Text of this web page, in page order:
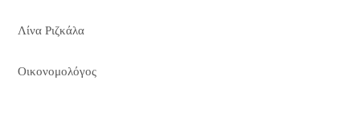
Λίνα Ριζκάλα
Οικονομολόγος